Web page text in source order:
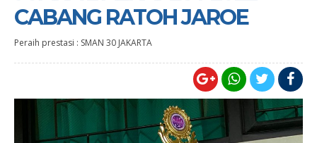
CABANG RATOH JAROE
Peraih prestasi : SMAN 30 JAKARTA